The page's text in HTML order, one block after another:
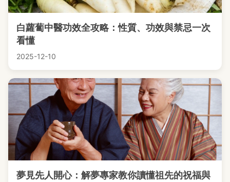
白蘿蔔中醫功效全攻略：性質、功效與禁忌一次
看懂
2025-12-10
夢見先人開心：解夢專家教你讀懂祖先的祝福與